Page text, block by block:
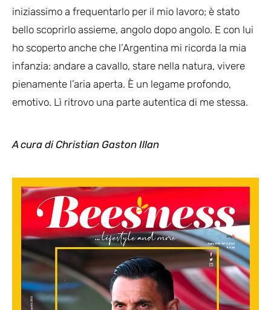
iniziassimo a frequentarlo per il mio lavoro; è stato
bello scoprirlo assieme, angolo dopo angolo. E con lui
ho scoperto anche che l’Argentina mi ricorda la mia
infanzia: andare a cavallo, stare nella natura, vivere
pienamente l’aria aperta. È un legame profondo,
emotivo. Lì ritrovo una parte autentica di me stessa.
A cura di Christian Gaston Illan